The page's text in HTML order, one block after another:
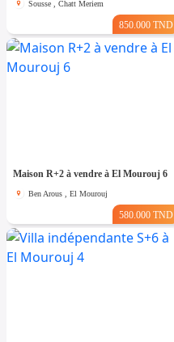
Sousse , Chatt Meriem
850.000 TND
Maison R+2 à vendre à El Mourouj 6
Ben Arous , El Mourouj
580.000 TND